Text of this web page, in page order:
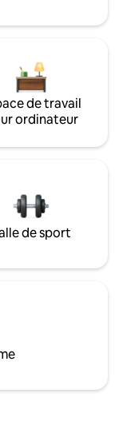
de travail
ordinateur
de sport